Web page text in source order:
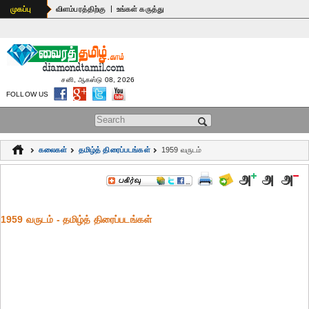
முகப்பு விளம்பரத்திற்கு | உங்கள் கருத்து
Search form
சனி, ஆகஸ்டு 08, 2026
FOLLOW US
கலைகள் தமிழ்த் திரைப்படங்கள் 1959 வருடம்
1959 வருடம் - தமிழ்த் திரைப்படங்கள்